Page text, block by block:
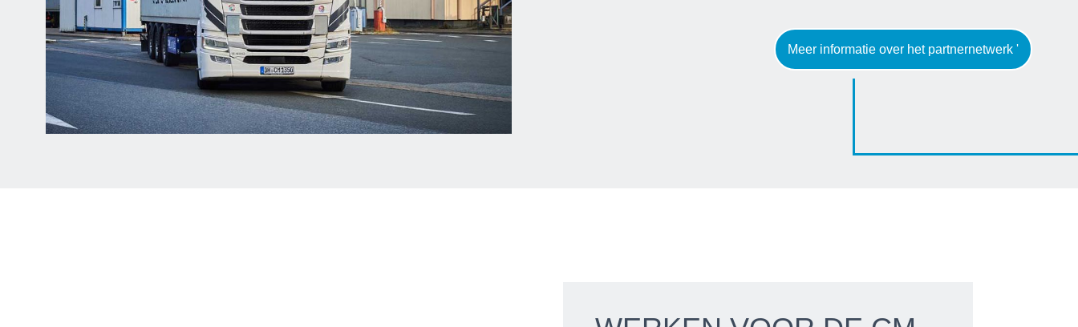
Meer informatie over het partnernetwerk '